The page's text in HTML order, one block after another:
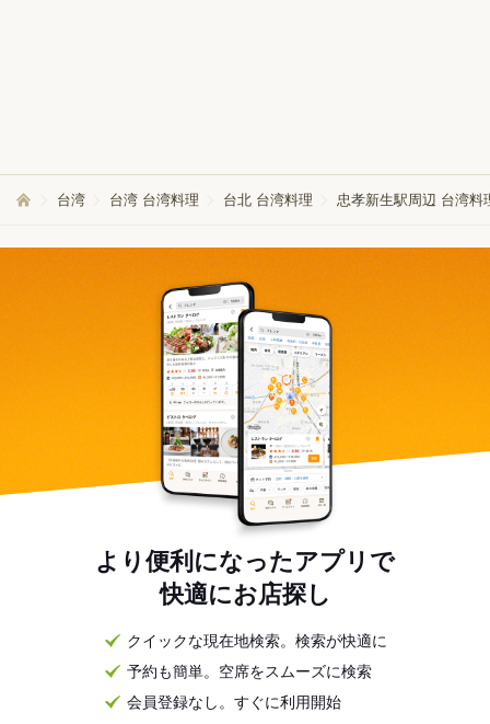
台湾 台湾 台湾料理 台北 台湾料理 忠孝新生駅周辺 台湾料
より便利になったアプリで
快適にお店探し
クイックな現在地検索。検索が快適に
予約も簡単。空席をスムーズに検索
会員登録なし。すぐに利用開始